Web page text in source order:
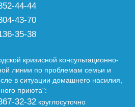
44-44
43-70
35-38
кризисной консультационно-
линии по проблемам семьи и
в ситуации домашнего насилия,
приюта":
32-32 круглосуточно